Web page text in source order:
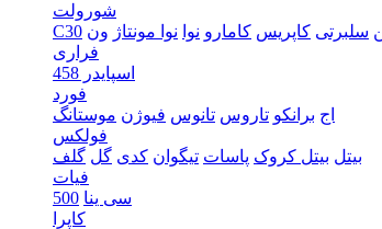
شورولت
C30
سلبرتی کاپریس کامارو نوا نوا مونتاژ ون
فراری
اسپایدر 458
فورد
اج برانکو تاروس تانوس فیوژن موستانگ
فولکس
بیتل بیتل کروک پاسات تیگوان کدی گل گلف
فیات
500 سی ینا
کاپرا